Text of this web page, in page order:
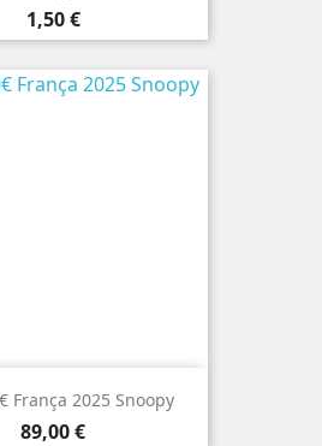
Preço
1,50 €
França 2025 Snoopy
Preço
89,00 €